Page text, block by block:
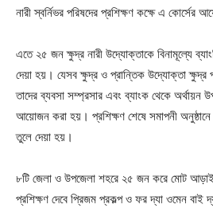
নারী স্বর্নিভর পরিষদের প্রশিক্ষণ কক্ষে এ কোর্সের
এতে ২৫ জন ক্ষুদ্র নারী উদ্যোক্তাকে বিনামূল্যে
দেয়া হয়। যেসব ক্ষুদ্র ও প্রান্তিক উদ্যোক্তা ক্ষুদ্র
তাদের ব্যবসা সম্প্রসার এবং ব্যাংক থেকে অর্থায়ন
আয়োজন করা হয়। প্রশিক্ষণ শেষে সমাপনী
তুলে দেয়া হয়।
৮টি জেলা ও উপজেলা শহরে ২৫ জন করে মোট
প্রশিক্ষণ দেবে প্রিজম প্রকল্প ও ফর দ্যা ওমেন বাই